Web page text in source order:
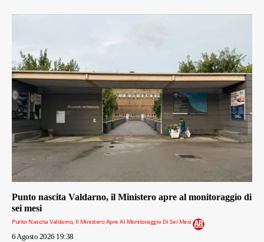
Punto nascita Valdarno, il Ministero apre al monitoraggio di
sei mesi
Punto Nascita Valdarno, Il Ministero Apre Al Monitoraggio Di Sei Mesi
6 Agosto 2026 19:38